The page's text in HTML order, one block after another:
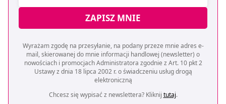
ZAPISZ MNIE
Wyrażam zgodę na przesyłanie, na podany przeze mnie adres e-
mail, skierowanej do mnie informacji handlowej (newsletter) o
nowościach i promocjach Administratora zgodnie z Art. 10 pkt 2
Ustawy z dnia 18 lipca 2002 r. o świadczeniu usług drogą
elektroniczną
Chcesz się wypisać z newslettera? Kliknij tutaj.